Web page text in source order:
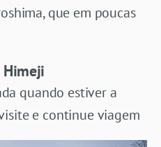
que em poucas
Himeji
quando estiver a
e continue viagem